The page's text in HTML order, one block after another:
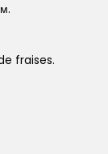
fraises.